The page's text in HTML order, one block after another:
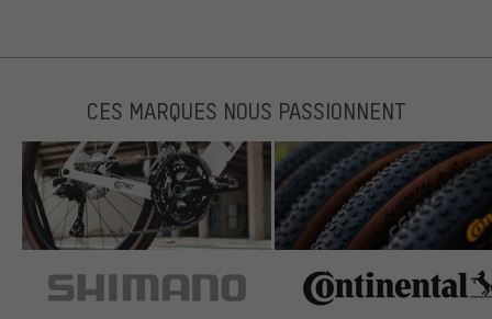
CES MARQUES NOUS PASSIONNENT